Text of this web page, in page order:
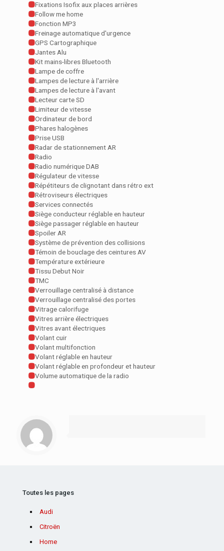
Fixations Isofix aux places arrières
Follow me home
Fonction MP3
Freinage automatique d'urgence
GPS Cartographique
Jantes Alu
Kit mains-libres Bluetooth
Lampe de coffre
Lampes de lecture à l'arrière
Lampes de lecture à l'avant
Lecteur carte SD
Limiteur de vitesse
Ordinateur de bord
Phares halogènes
Prise USB
Radar de stationnement AR
Radio
Radio numérique DAB
Régulateur de vitesse
Répétiteurs de clignotant dans rétro ext
Rétroviseurs électriques
Services connectés
Siège conducteur réglable en hauteur
Siège passager réglable en hauteur
Spoiler AR
Système de prévention des collisions
Témoin de bouclage des ceintures AV
Température extérieure
Tissu Debut Noir
TMC
Verrouillage centralisé à distance
Verrouillage centralisé des portes
Vitrage calorifuge
Vitres arrière électriques
Vitres avant électriques
Volant cuir
Volant multifonction
Volant réglable en hauteur
Volant réglable en profondeur et hauteur
Volume automatique de la radio
Toutes les pages
Audi
Citroën
Home